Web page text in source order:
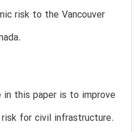
risk to the Vancouver
in this paper is to improve
for civil infrastructure.